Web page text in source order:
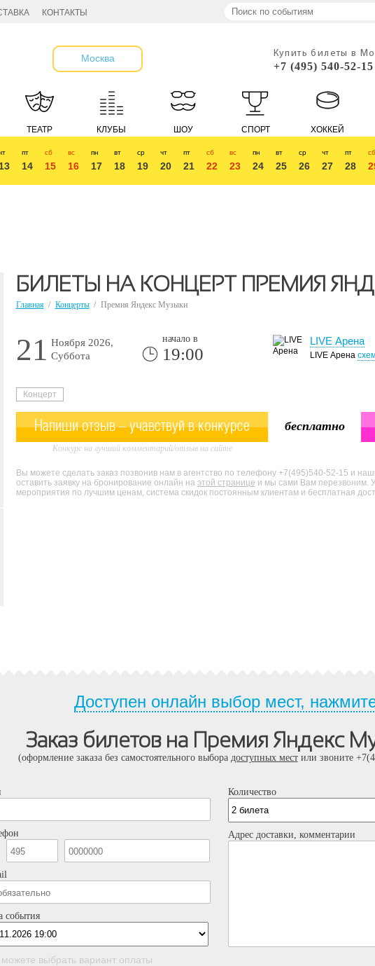
КОНТАКТЫ
Москва Купить билеты в
+7 (495) 540-52-15
ТЕАТР КЛУБЫ ШОУ СПОРТ ХОККЕЙ
13
пт
14
сб
15
вс
16
пн
17
вт
18
ср
19
чт
20
пт
21
сб
22
вс
23
пн
24
вт
25
ср
26
чт
27
пт
28
сб
БИЛЕТЫ НА КОНЦЕРТ ПРЕМИЯ
Главная / Концерты / Премия Яндекс Музыки
21 Ноября 2026,
Суббота
начало в
19:00
LIVE Арена
LIVE Арена
Концерт
Напиши отзыв - учавствуй в конкурсе
Конкурс на лучший комментарий/отзыв на сайте
бесплатно
Вы можете сделать заказ позвонив нам в агентство по телефону +7(495)540-52-15 и
оставить заявку на бронирование онлайн на этой странице и мы сами Вам перезвоним.
мероприятия по лучшим ценам, система скидок постоянным клиентам и бесплатная
Доступен онлайн выбор мест,
Заказ билетов на Премия Яндекс
(оформление заказа без самостоятельного выбора доступных местили звоните
события
Количество
Адрес доставки, комментарии
выбрать вариант оплаты